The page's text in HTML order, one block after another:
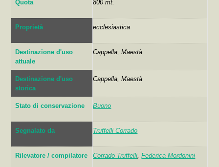
Quota 800 mt.
Proprietà ecclesiastica
Destinazione d'uso
attuale
Cappella, Maestà
Destinazione d'uso
storica
Cappella, Maestà
Stato di conservazione Buono
Segnalato da Truffelli Corrado
Rilevatore / compilatore Corrado Truffelli,Federica Mordonini